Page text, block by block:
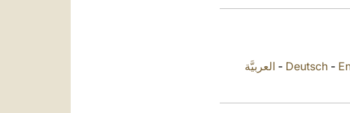
العربيَّة - Deutsch-